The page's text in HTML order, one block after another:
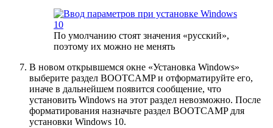
По умолчанию стоят значения «русский»,
поэтому их можно не менять
В новом открывшемся окне «Установка Windows»
выберите раздел BOOTCAMP и отформатируйте его,
иначе в дальнейшем появится сообщение, что
установить Windows на этот раздел невозможно. После
форматирования назначьте раздел BOOTCAMP для
установки Windows 10.